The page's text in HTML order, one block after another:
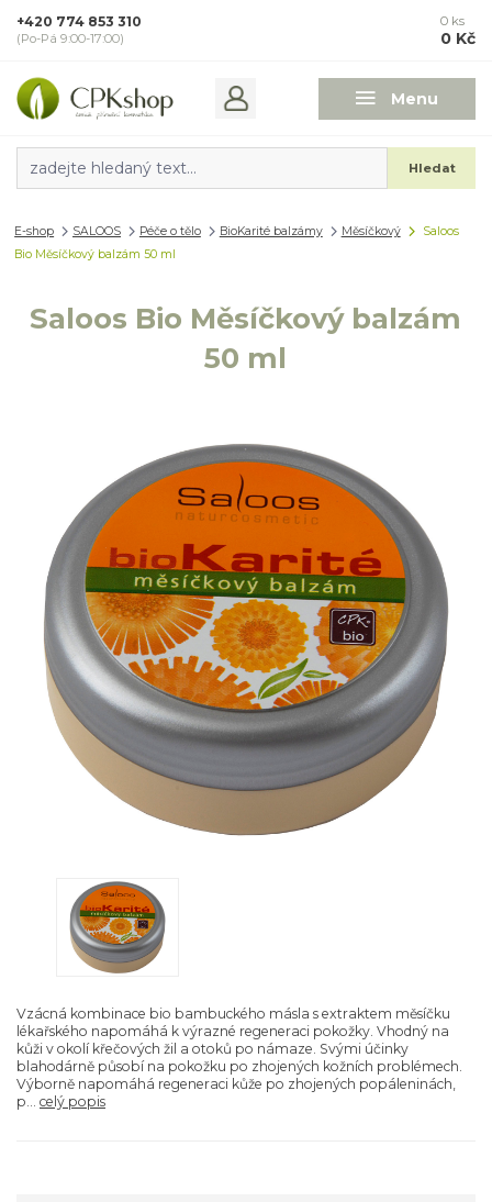
Menu
Hledat
+420 774 853 310
(Po-Pá 9:00-17:00)
0 ks
0 Kč
E-shop SALOOS Péče o tělo BioKarité balzámy Měsíčkový
Saloos
Bio Měsíčkový balzám 50 ml
Saloos Bio Měsíčkový balzám
50 ml
Vzácná kombinace bio bambuckého másla s extraktem měsíčku
lékařského napomáhá k výrazné regeneraci pokožky. Vhodný na
kůži v okolí křečových žil a otoků po námaze. Svými účinky
blahodárně působí na pokožku po zhojených kožních problémech.
Výborně napomáhá regeneraci kůže po zhojených popáleninách,
p... celý popis